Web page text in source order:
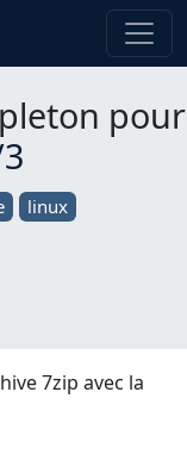
pour
linux
7zip avec la